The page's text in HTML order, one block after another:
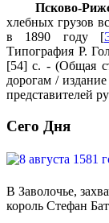
Псково-
хлебных грузов
в 1890 году [
Типография Р.
[54] с. - (Общая
дорогам /
представителей
Сего Дня
В Заволочье,
король Стефан